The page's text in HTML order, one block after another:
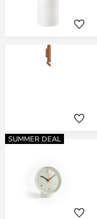
SUMMER DEAL